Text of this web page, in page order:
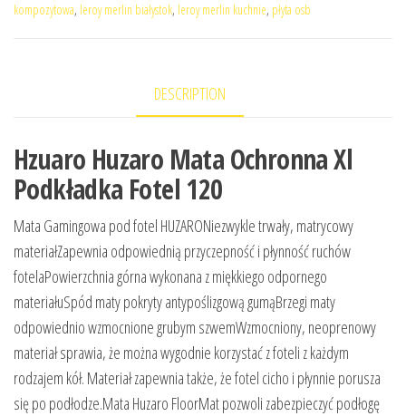
kompozytowa, leroy merlin białystok, leroy merlin kuchnie, płyta osb
DESCRIPTION
Hzuaro Huzaro Mata Ochronna Xl
Podkładka Fotel 120
Mata Gamingowa pod fotel HUZARONiezwykle trwały, matrycowy
materiałZapewnia odpowiednią przyczepność i płynność ruchów
fotelaPowierzchnia górna wykonana z miękkiego odpornego
materiałuSpód maty pokryty antypoślizgową gumąBrzegi maty
odpowiednio wzmocnione grubym szwemWzmocniony, neoprenowy
materiał sprawia, że można wygodnie korzystać z foteli z każdym
rodzajem kół. Materiał zapewnia także, że fotel cicho i płynnie porusza
się po podłodze.Mata Huzaro FloorMat pozwoli zabezpieczyć podłogę